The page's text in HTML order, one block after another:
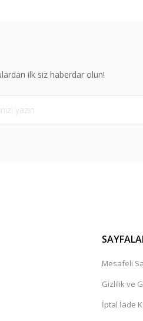
hatalar bulunuyor.
sitelerden daha pahalı.
farklı alternatifler olmalı.
ilk siz haberdar olun!
Mesafeli
Gizlilik ve
İptal İade